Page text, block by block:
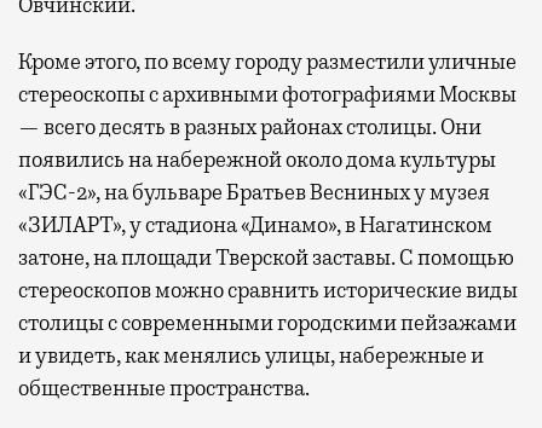
Кроме этого, по всему городу разместили уличные
стереоскопы с архивными фотографиями Москвы
— всего десять в разных районах столицы. Они
появились на набережной около дома культуры
«ГЭС-2», на бульваре Братьев Весниных у музея
«ЗИЛАРТ», у стадиона «Динамо», в Нагатинском
затоне, на площади Тверской заставы. С помощью
стереоскопов можно сравнить исторические виды
столицы с современными городскими пейзажами
и увидеть, как менялись улицы, набережные и
общественные пространства.